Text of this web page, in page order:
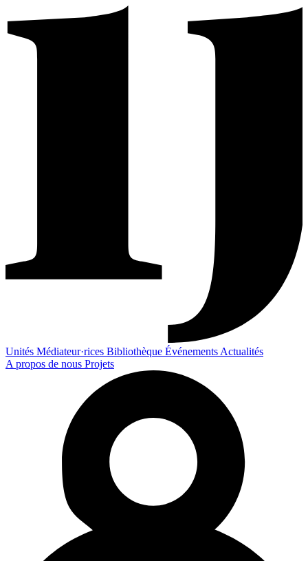
Unités Médiateur·rices Bibliothèque Événements Actualités
A propos de nous Projets